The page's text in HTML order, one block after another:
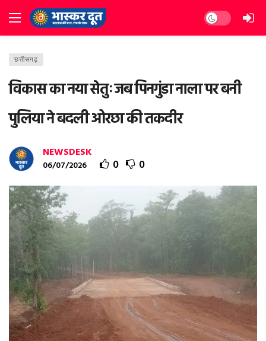
Dark mode
छत्तीसगढ़
विकास का नया सेतुः जब पिनगुंडा नाला पर बनी
पुलिया ने बदली ओरछा की तकदीर
NEWSDESK
06/07/2026 0 0